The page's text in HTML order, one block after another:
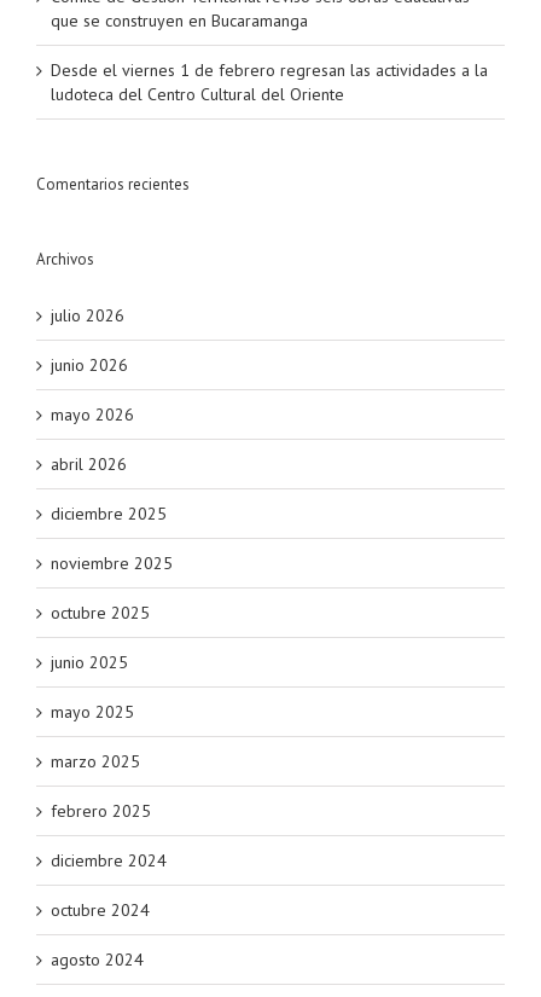
que se construyen en Bucaramanga
Desde el viernes 1 de febrero regresan las actividades a la
ludoteca del Centro Cultural del Oriente
Comentarios recientes
Archivos
julio 2026
junio 2026
mayo 2026
abril 2026
diciembre 2025
noviembre 2025
octubre 2025
junio 2025
mayo 2025
marzo 2025
febrero 2025
diciembre 2024
octubre 2024
agosto 2024